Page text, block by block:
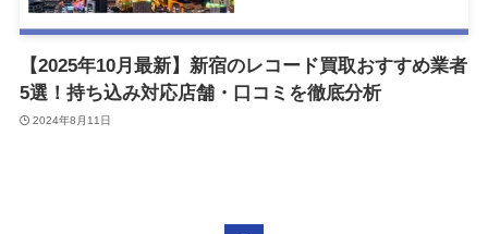
【2025年10月最新】新宿のレコード買取おすすめ業者
5選！持ち込み対応店舗・口コミを徹底分析
2024年8月11日